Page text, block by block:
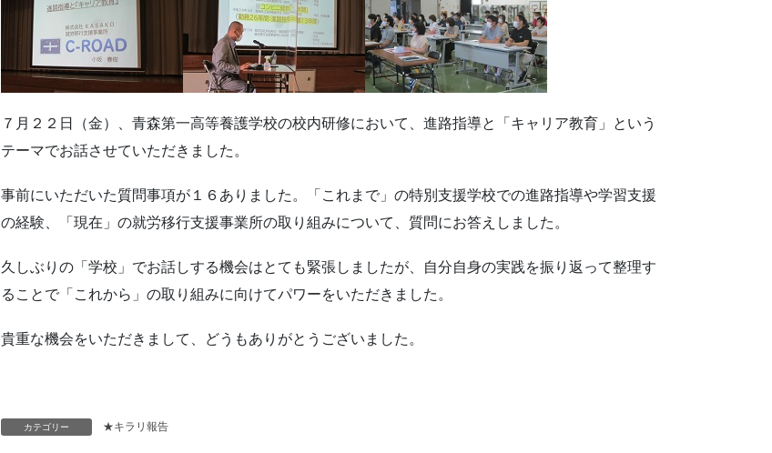
７月２２日（金）、青森第一高等養護学校の校内研修において、進路指導と「キャリア教育」という
テーマでお話させていただきました。
事前にいただいた質問事項が１６ありました。「これまで」の特別支援学校での進路指導や学習支援
の経験、「現在」の就労移行支援事業所の取り組みについて、質問にお答えしました。
久しぶりの「学校」でお話しする機会はとても緊張しましたが、自分自身の実践を振り返って整理す
ることで「これから」の取り組みに向けてパワーをいただきました。
貴重な機会をいただきまして、どうもありがとうございました。
カテゴリー ★キラリ報告